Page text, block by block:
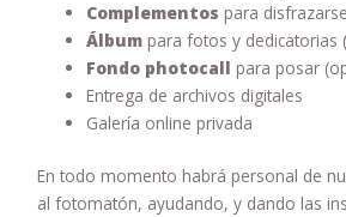
Complementos para
Álbum para fotos y dedicatorias
Fondo photocall para posar
Entrega de archivos digitales
Galería online privada
En todo momento habrá personal de
al fotomatón, ayudando, y dando las